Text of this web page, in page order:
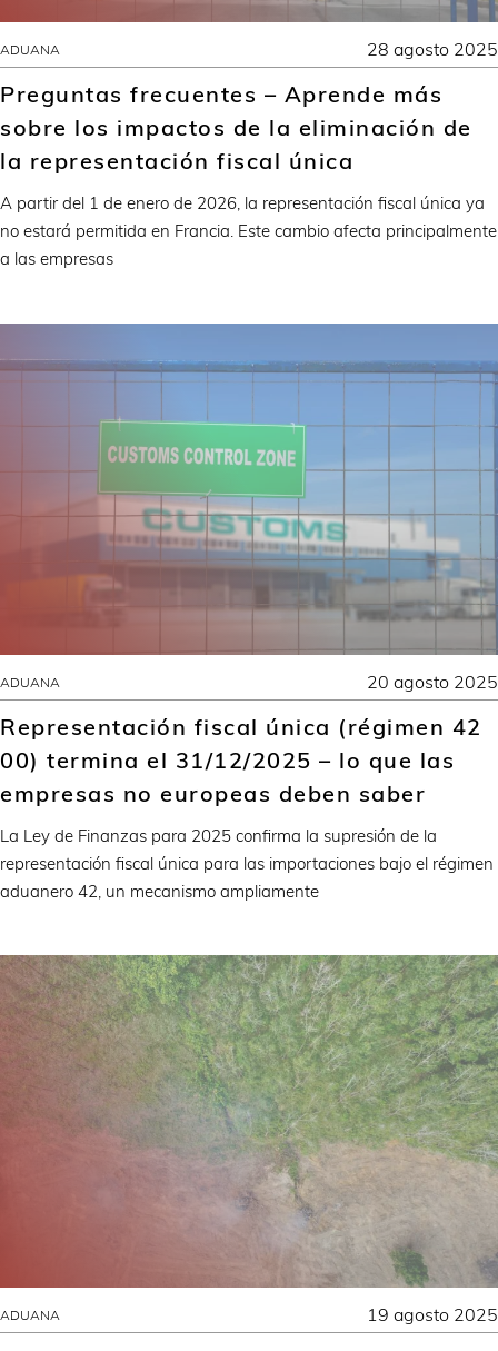
ADUANA 28 agosto 2025
Preguntas frecuentes – Aprende más
sobre los impactos de la eliminación de
la representación fiscal única
A partir del 1 de enero de 2026, la representación fiscal única ya
no estará permitida en Francia. Este cambio afecta principalmente
a las empresas
ADUANA 20 agosto 2025
Representación fiscal única (régimen 42
00) termina el 31/12/2025 – lo que las
empresas no europeas deben saber
La Ley de Finanzas para 2025 confirma la supresión de la
representación fiscal única para las importaciones bajo el régimen
aduanero 42, un mecanismo ampliamente
ADUANA 19 agosto 2025